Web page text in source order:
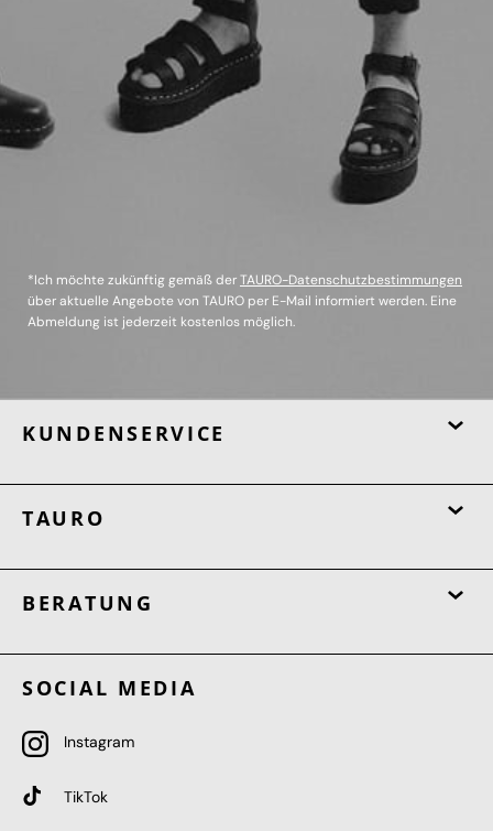
*Ich möchte zukünftig gemäß derTAURO-Datenschutzbestimmungen
über aktuelle Angebote von TAURO per E-Mail informiert werden. Eine
Abmeldung ist jederzeit kostenlos möglich.
KUNDENSERVICE
TAURO
BERATUNG
SOCIAL MEDIA
Instagram
TikTok